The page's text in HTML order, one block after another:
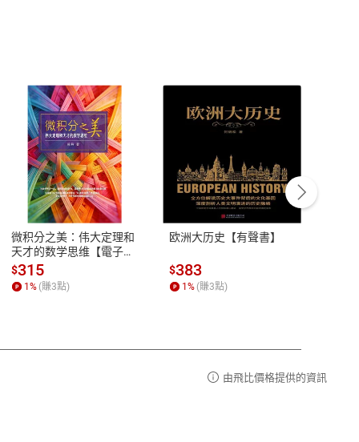
性
參
客服資訊
服務時間：週一到週五 10:00-12:00、
13:00-17:00 (國定假日及例假日休息)
客服電話：0080-1857077
微积分之美：伟大定理和
天才的数学思维【電子
書】
$315
1% (賺3點)
欧洲大历史【有聲書】
$383
1% (賺3點)
由飛比價格提供的資訊